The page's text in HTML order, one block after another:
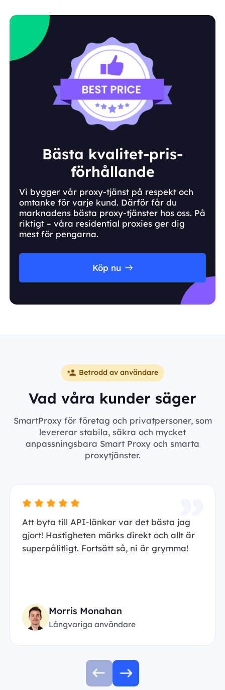
Bästa kvalitet-pris-
förhållande
Vi bygger vår proxy-tjänst på respekt och
omtanke för varje kund. Därför får du
marknadens bästa proxy-tjänster hos oss. På
riktigt – våra residential proxies ger dig
mest för pengarna.
Köp nu
Betrodd av användare
Vad våra kunder säger
SmartProxy för företag och privatpersoner, som
levererar stabila, säkra och mycket
anpassningsbara Smart Proxy och smarta
proxytjänster.
Att byta till API-länkar var det bästa jag
gjort! Hastigheten märks direkt och allt är
superpålitligt. Fortsätt så, ni är grymma!
Morris Monahan
Långvariga användare